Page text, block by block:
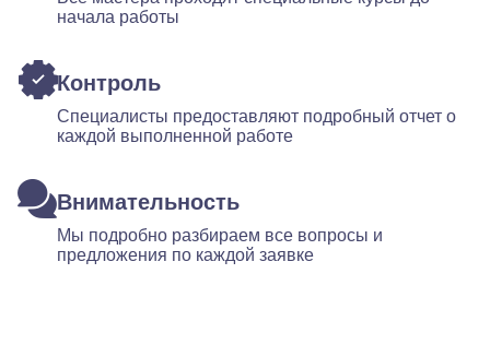
начала работы
Контроль
Специалисты предоставляют подробный отчет о
каждой выполненной работе
Внимательность
Мы подробно разбираем все вопросы и
предложения по каждой заявке